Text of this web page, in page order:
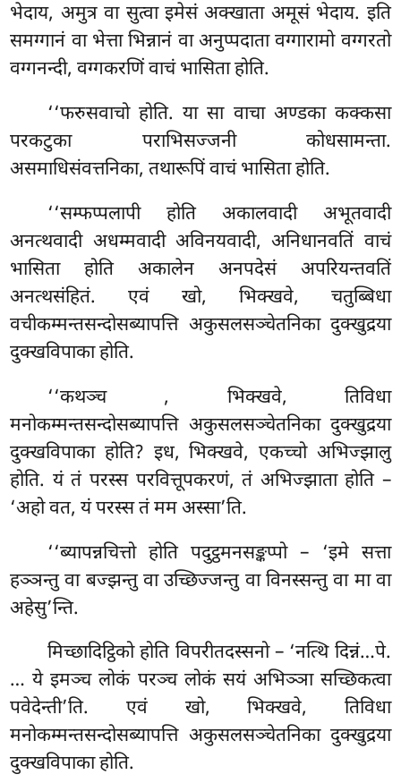
भेदाय, अमुत्र वा सुत्वा इमेसं अक्खाता अमूसं भेदाय. इति
समग्गानं वा भेत्ता भिन्नानं वा अनुप्पदाता वग्गारामो वग्गरतो
वग्गनन्दी, वग्गकरणिं वाचं भासिता होति.
‘‘फरुसवाचो होति. या सा वाचा अण्डका कक्कसा
परकटुका पराभिसज्जनी कोधसामन्ता.
असमाधिसंवत्तनिका, तथारूपिं वाचं भासिता होति.
‘‘सम्फप्पलापी होति अकालवादी अभूतवादी
अनत्थवादी अधम्मवादी अविनयवादी, अनिधानवतिं वाचं
भासिता होति अकालेन अनपदेसं अपरियन्तवतिं
अनत्थसंहितं. एवं खो, भिक्खवे, चतुब्बिधा
वचीकम्मन्तसन्दोसब्यापत्ति अकुसलसञ्चेतनिका दुक्खुद्रया
दुक्खविपाका होति.
‘‘कथञ्च , भिक्खवे, तिविधा
मनोकम्मन्तसन्दोसब्यापत्ति अकुसलसञ्चेतनिका दुक्खुद्रया
दुक्खविपाका होति? इध, भिक्खवे, एकच्चो अभिज्झालु
होति. यं तं परस्स परवित्तूपकरणं, तं अभिज्झाता होति –
‘अहो वत, यं परस्स तं मम अस्सा’ति.
‘‘ब्यापन्नचित्तोहोति पदुट्ठमनसङ्कप्पो – ‘इमे सत्ता
हञ्ञन्तु वा बज्झन्तु वा उच्छिज्जन्तु वा विनस्सन्तु वा मा वा
अहेसु’न्ति.
मिच्छादिट्ठिको होति विपरीतदस्सनो – ‘नत्थि दिन्नं…पे.
… ये इमञ्च लोकं परञ्च लोकं सयं अभिञ्ञा सच्छिकत्वा
पवेदेन्ती’ति. एवं खो, भिक्खवे, तिविधा
मनोकम्मन्तसन्दोसब्यापत्ति अकुसलसञ्चेतनिका दुक्खुद्रया
दुक्खविपाका होति.